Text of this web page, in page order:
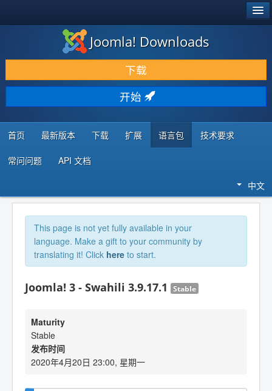
下载 & 扩展
发现 & 学习
社区 & 支持
开发者资源
Joomla! Downloads
下载
开始
首页 最新版本 下载 扩展 语言包 技术要求
常问问题 API 文档
中文
This page is not yet fully available in your
language. Make a gift to your community by
translating it! Click here to start.
Joomla! 3 - Swahili 3.9.17.1 Stable
Maturity
Stable
发布时间
2020年4月20日 23:00, 星期一